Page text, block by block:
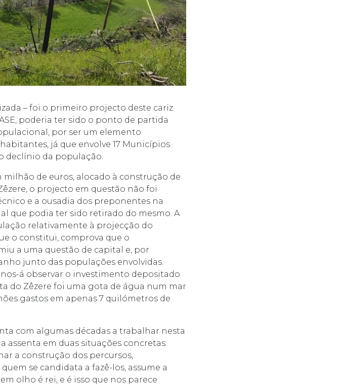
– foi o primeiro projecto deste cariz
poderia ter sido o ponto de partida
por ser um elemento
já que envolve 17 Municípios
declínio da população.
de euros, alocado à construção de
o projecto em questão não foi
e a ousadia dos preponentes na
que podia ter sido retirado do mesmo. A
relativamente à projecção do
o constitui, comprova que o
a uma questão de capital e, por
junto das populações envolvidas.
á observar o investimento depositado
do Zêzere foi uma gota de água num mar
gastos em apenas 7 quilómetros de
com algumas décadas a trabalhar nesta
assenta em duas situações concretas:
a construção dos percursos,
se candidata a fazê-los, assume a
olho é rei, e é isso que nos parece